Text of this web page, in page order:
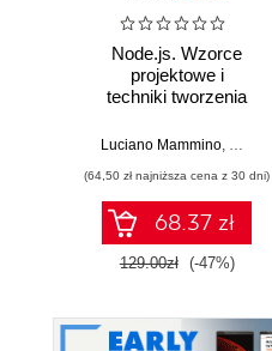
Node.js. Wzorce
projektowe i
techniki tworzenia
produkcyjnych.
Luciano Mammino, Mario
(64,50 zł najniższa cena z 30 dni)
68.37 zł
129.00zł (-47%)